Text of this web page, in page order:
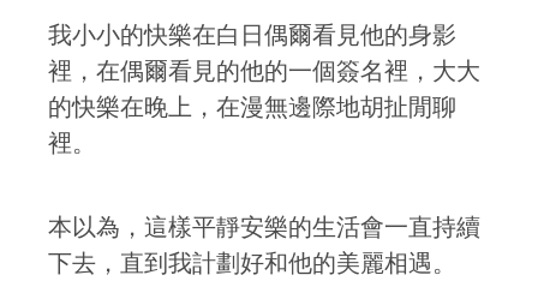
我小小的快樂在白日偶爾看見他的身影
裡，在偶爾看見的他的一個簽名裡，大大
的快樂在晚上，在漫無邊際地胡扯閒聊
裡。
本以為，這樣平靜安樂的生活會一直持續
下去，直到我計劃好和他的美麗相遇。